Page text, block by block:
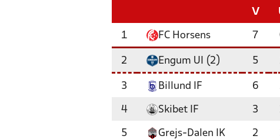
V
1 FC Horsens 7
2 Engum UI (2) 5
3 Billund IF 6
4 Skibet IF 3
5 Grejs-Dalen IK 2